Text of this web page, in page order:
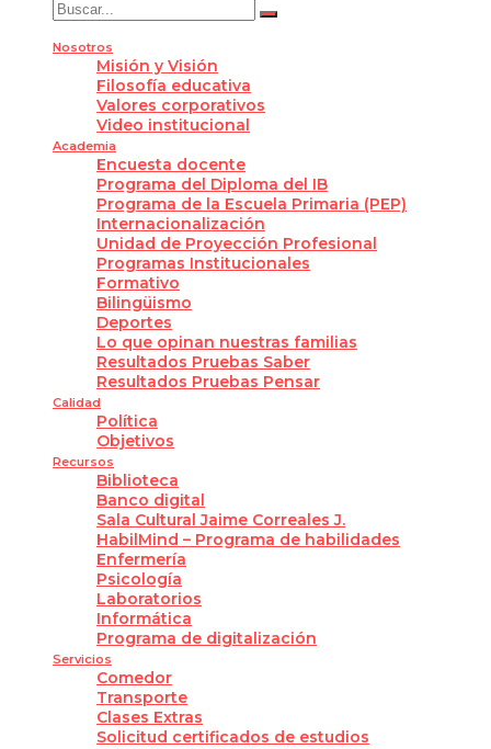
Nosotros
Misión y Visión
Filosofía educativa
Valores corporativos
Video institucional
Academia
Encuesta docente
Programa del Diploma del IB
Programa de la Escuela Primaria (PEP)
Internacionalización
Unidad de Proyección Profesional
Programas Institucionales
Formativo
Bilingüismo
Deportes
Lo que opinan nuestras familias
Resultados Pruebas Saber
Resultados Pruebas Pensar
Calidad
Política
Objetivos
Recursos
Biblioteca
Banco digital
Sala Cultural Jaime Correales J.
HabilMind – Programa de habilidades
Enfermería
Psicología
Laboratorios
Informática
Programa de digitalización
Servicios
Comedor
Transporte
Clases Extras
Solicitud certificados de estudios